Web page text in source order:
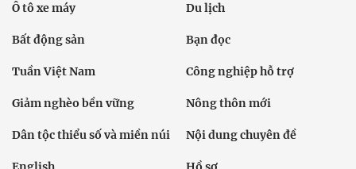
Ô tô xe máy Du lịch
Bất động sản Bạn đọc
Tuần Việt Nam Công nghiệp hỗ trợ
Giảm nghèo bền vững Nông thôn mới
Dân tộc thiểu số và miền núi Nội dung chuyên đề